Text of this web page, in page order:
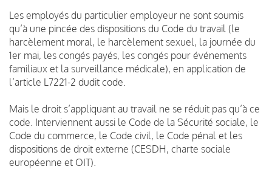
Les employés du particulier employeur ne sont soumis
qu’à une pincée des dispositions du Code du travail (le
harcèlement moral, le harcèlement sexuel, la journée du
1er mai, les congés payés, les congés pour événements
familiaux et la surveillance médicale), en application de
l’article L7221-2 dudit code.
Mais le droit s’appliquant au travail ne se réduit pas qu’à ce
code. Interviennent aussi le Code de la Sécurité sociale, le
Code du commerce, le Code civil, le Code pénal et les
dispositions de droit externe (CESDH, charte sociale
européenne et OIT).